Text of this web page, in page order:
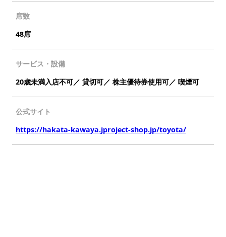
席数
48席
サービス・設備
20歳未満入店不可／ 貸切可／ 株主優待券使用可／ 喫煙可
公式サイト
https://hakata-kawaya.jproject-shop.jp/toyota/